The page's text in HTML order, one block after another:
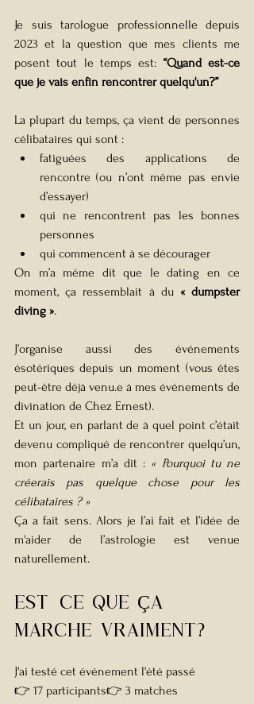
Je suis tarologue professionnelle depuis
2023 et la question que mes clients me
posent tout le temps est: “Quand est-ce
que je vais enfin rencontrer quelqu'un?”
La plupart du temps, ça vient de personnes
célibataires qui sont :
fatiguées des applications de
rencontre (ou n’ont même pas envie
d’essayer)
qui ne rencontrent pas les bonnes
personnes
qui commencent à se décourager
On m’a même dit que le dating en ce
moment, ça ressemblait à du « dumpster
diving ».
J’organise aussi des événements
ésotériques depuis un moment (vous êtes
peut-être déjà venu.e à mes événements de
divination de Chez Ernest).
Et un jour, en parlant de à quel point c’était
devenu compliqué de rencontrer quelqu’un,
mon partenaire m’a dit : « Pourquoi tu ne
créerais pas quelque chose pour les
célibataires ? »
Ça a fait sens. Alors je l’ai fait et l’idée de
m'aider de l’astrologie est venue
naturellement.
Est-ce que Ça
marche vraiment?
J'ai testé cet événement l'été passé
👉 17 participants👉 3 matches